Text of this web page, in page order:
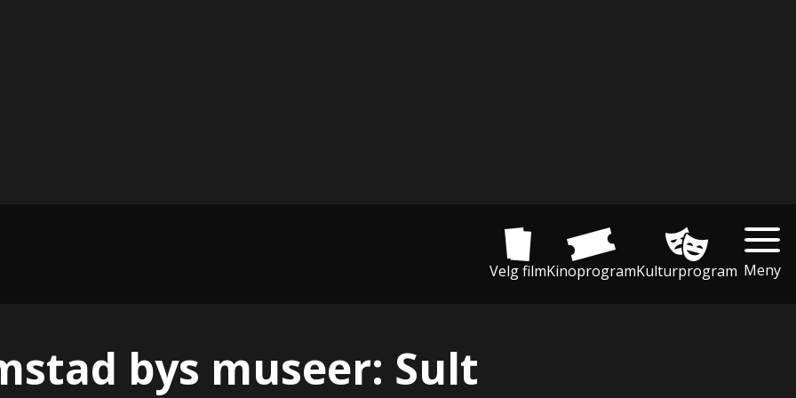
Velg filmKinoprogramKulturprogram Meny
bys museer: Sult